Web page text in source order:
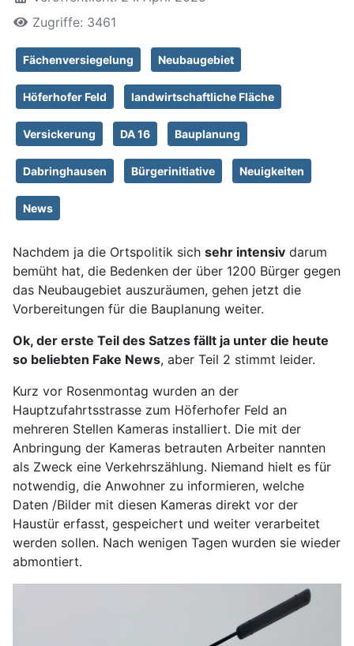
Zugriffe: 3461
Fächenversiegelung Neubaugebiet
Höferhofer Feld landwirtschaftliche Fläche
Versickerung DA 16 Bauplanung
Dabringhausen Bürgerinitiative Neuigkeiten
News
Nachdem ja die Ortspolitik sich sehr intensiv darum
bemüht hat, die Bedenken der über 1200 Bürger gegen
das Neubaugebiet auszuräumen, gehen jetzt die
Vorbereitungen für die Bauplanung weiter.
Ok, der erste Teil des Satzes fällt ja unter die heute
so beliebten Fake News, aber Teil 2 stimmt leider.
Kurz vor Rosenmontag wurden an der
Hauptzufahrtsstrasse zum Höferhofer Feld an
mehreren Stellen Kameras installiert. Die mit der
Anbringung der Kameras betrauten Arbeiter nannten
als Zweck eine Verkehrszählung. Niemand hielt es für
notwendig, die Anwohner zu informieren, welche
Daten /Bilder mit diesen Kameras direkt vor der
Haustür erfasst, gespeichert und weiter verarbeitet
werden sollen. Nach wenigen Tagen wurden sie wieder
abmontiert.